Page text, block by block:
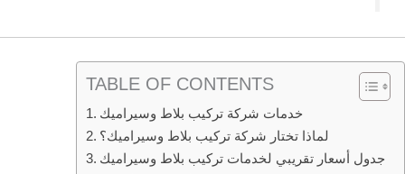
TABLE OF CONTENTS
خدمات شركة تركيب بلاط وسيراميك
لماذا تختار شركة تركيب بلاط وسيراميك؟
جدول أسعار تقريبي لخدمات تركيب بلاط وسيراميك